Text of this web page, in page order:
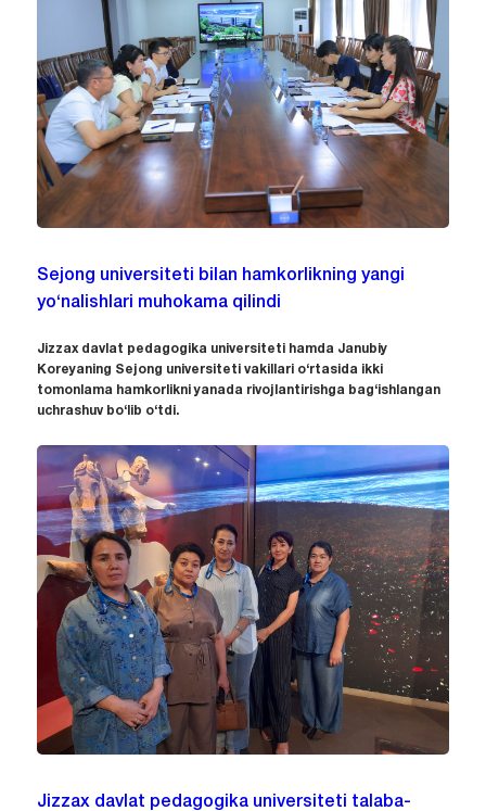
Sejong universiteti bilan hamkorlikning yangi
yo‘nalishlari muhokama qilindi
Jizzax davlat pedagogika universiteti hamda Janubiy
Koreyaning Sejong universiteti vakillari o‘rtasida ikki
tomonlama hamkorlikni yanada rivojlantirishga bag‘ishlangan
uchrashuv bo‘lib o‘tdi.
Jizzax davlat pedagogika universiteti talaba-